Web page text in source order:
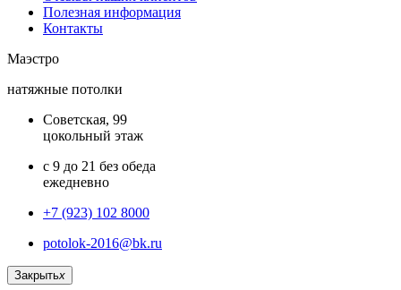
Полезная информация
Контакты
Маэстро
натяжные потолки
Советская, 99
цокольный этаж
с 9 до 21 без обеда
ежедневно
+7 (923) 102 8000
potolok-2016@bk.ru
Закрытьx